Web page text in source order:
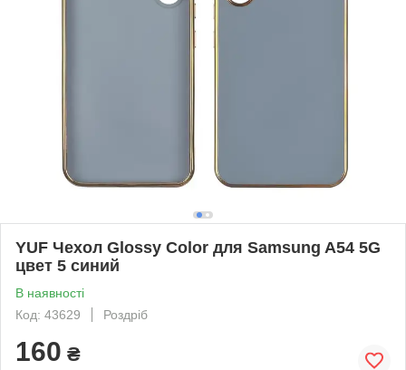
YUF Чехол Glossy Color для Samsung A54 5G
цвет 5 синий
В наявності
Код: 43629
Роздріб
160 ₴